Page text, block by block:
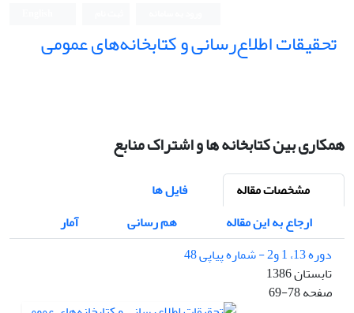
تحقیقات اطلاع‌رسانی و کتابخانه‌های عمومی
همکاری بین کتابخانه ها و اشتراک منابع
مشخصات مقاله
فایل ها
ارجاع به این مقاله
هم رسانی
آمار
دوره 13، 1 و2 - شماره پیاپی 48
تابستان 1386
صفحه69-78